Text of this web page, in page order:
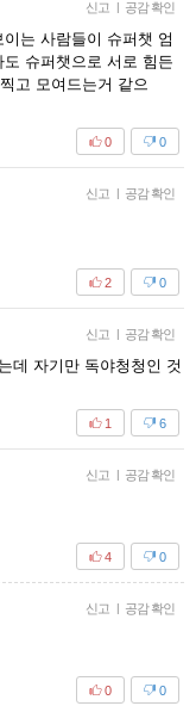
신고 | 공감 확인
는 사람들이 슈퍼챗 엄
슈퍼챗으로 서로 힘든
고 모여드는거 같으
0
0
신고 | 공감 확인
0
2
신고 | 공감 확인
데 자기만 독야청청인 것
6
1
신고 | 공감 확인
0
4
신고 | 공감 확인
0
0